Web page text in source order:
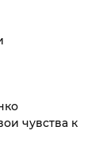
чувства к